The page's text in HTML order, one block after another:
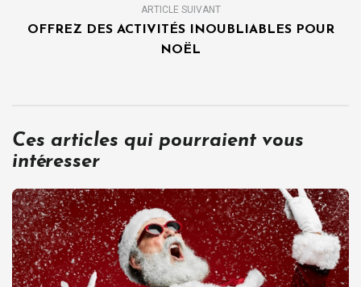
ARTICLE SUIVANT
OFFREZ DES ACTIVITÉS INOUBLIABLES POUR
NOËL
Ces articles qui pourraient vous
intéresser